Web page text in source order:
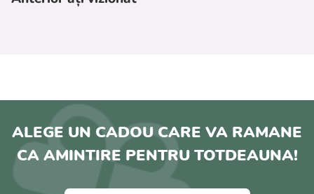
ALEGE UN CADOU CARE VA RAMANE
CA AMINTIRE PENTRU TOTDEAUNA!